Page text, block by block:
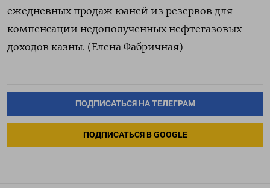
ежедневных продаж юаней из резервов для
компенсации недополученных нефтегазовых
доходов казны. (Елена Фабричная)
ПОДПИСАТЬСЯ НА ТЕЛЕГРАМ
ПОДПИСАТЬСЯ В GOOGLE